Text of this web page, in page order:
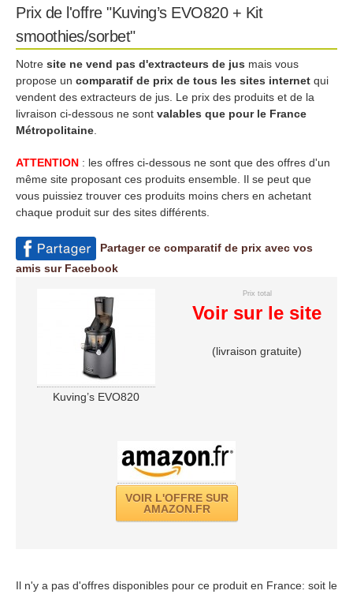
Prix de l'offre "Kuving’s EVO820 + Kit
smoothies/sorbet"
Notre site ne vend pas d'extracteurs de jus mais vous
propose un comparatif de prix de tous les sites internet qui
vendent des extracteurs de jus. Le prix des produits et de la
livraison ci-dessous ne sont valables que pour le France
Métropolitaine
ATTENTION : les offres ci-dessous ne sont que des offres d'un
même site proposant ces produits ensemble. Il se peut que
vous puissiez trouver ces produits moins chers en achetant
chaque produit sur des sites différents.
Partager ce comparatif de prix avec vos
amis sur Facebook
Kuving’s EVO820
Prix total
Voir sur le site
(livraison gratuite)
VOIR L'OFFRE SUR
AMAZON.FR
Il n'y a pas d'offres disponibles pour ce produit en France: soit le